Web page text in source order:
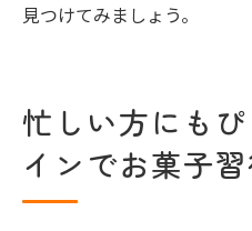
見つけてみましょう。
忙しい方にも
インでお菓子